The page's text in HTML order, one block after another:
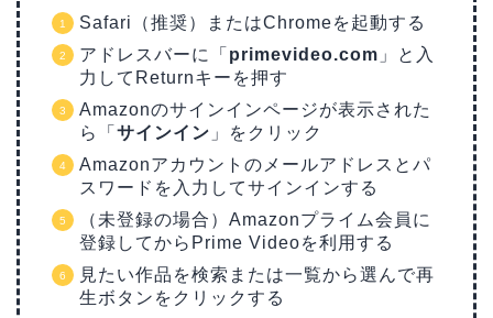
Safari（推奨）またはChromeを起動する
アドレスバーに「 primevideo.com 」と入
力してReturnキーを押す
Amazonのサインインページが表示された
ら「 サインイン 」をクリック
Amazonアカウントのメールアドレスとパ
スワードを入力してサインインする
（未登録の場合）Amazonプライム会員に
登録してからPrime Videoを利用する
見たい作品を検索または一覧から選んで再
生ボタンをクリックする